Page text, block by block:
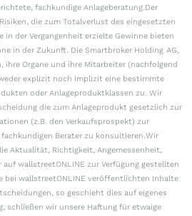
fachkundige Anlageberatung.Der
die zum Totalverlust des eingesetzten
in der Vergangenheit erzielte Gewinne bieten
in der Zukunft. Die Smartbroker Holding AG,
ihre Organe und ihre Mitarbeiter (nachfolgend
explizit noch implizit eine bestimmte
oder Anlageproduktklassen zu. Wir
die zum Anlageprodukt gesetzlich zur
(z.B. den Verkaufsprospekt) zur
Berater zu konsultieren.Wir
Aktualität, Richtigkeit, Angemessenheit,
wallstreetONLINE zur Verfügung gestellten
bei wallstreetONLINE veröffentlichten Inhalte
so geschieht dies auf eigenes
schließen wir unsere Haftung für etwaige